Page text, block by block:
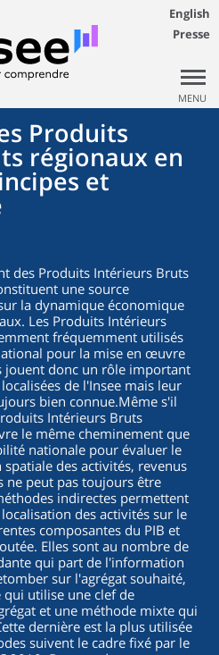
English
Presse
MENU
Produits
régionaux en
et
des Produits Intérieurs Bruts
une source
la dynamique économique
Les Produits Intérieurs
fréquemment utilisés
pour la mise en œuvre
jouent donc un rôle important
de l'Insee mais leur
bien connue.Même s'il
Intérieurs Bruts
le même cheminement que
nationale pour évaluer le
des activités, revenus
ne peut pas toujours être
indirectes permettent
des activités sur le
composantes du PIB et
Elles sont au nombre de
qui part de l'information
sur l'agrégat souhaité,
utilise une clef de
et une méthode mixte qui
dernière est la plus utilisée
suivent le cadre fixé par le